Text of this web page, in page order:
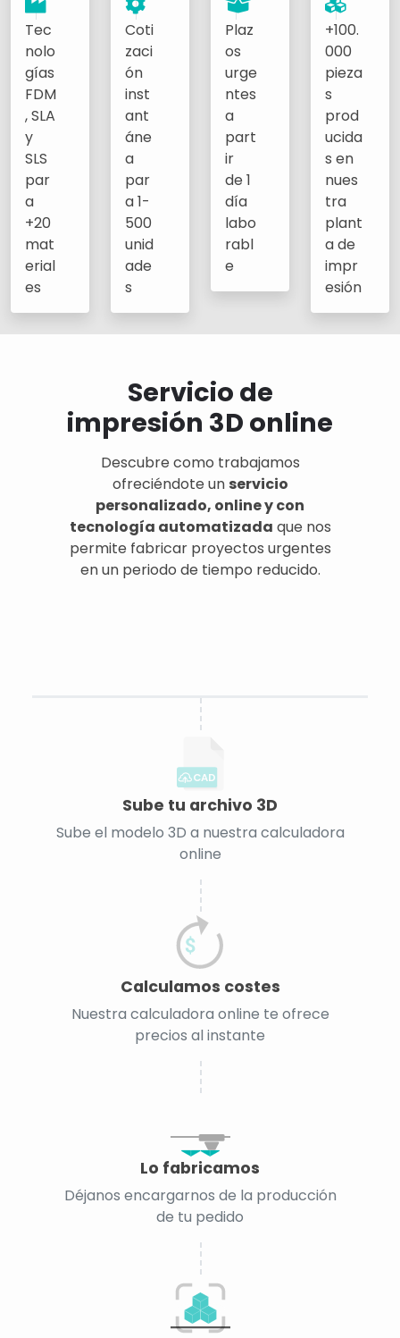
Tec
nolo
gías
FDM
, SLA
y
SLS
par
a
+20
mat
erial
es
Coti
zaci
ón
inst
ant
áne
a
par
a 1-
500
unid
ade
s
Plaz
os
urge
ntes
a
part
ir
de 1
día
labo
rabl
e
+100.
000
pieza
s
prod
ucida
s en
nues
tra
plant
a de
impr
esión
Servicio de
impresión 3D online
Descubre como trabajamos
ofreciéndote un servicio
personalizado, online y con
tecnología automatizada que nos
permite fabricar proyectos urgentes
en un periodo de tiempo reducido.
CAD
Sube tu archivo 3D
Sube el modelo 3D a nuestra calculadora
online
Calculamos costes
Nuestra calculadora online te ofrece
precios al instante
Lo fabricamos
Déjanos encargarnos de la producción
de tu pedido